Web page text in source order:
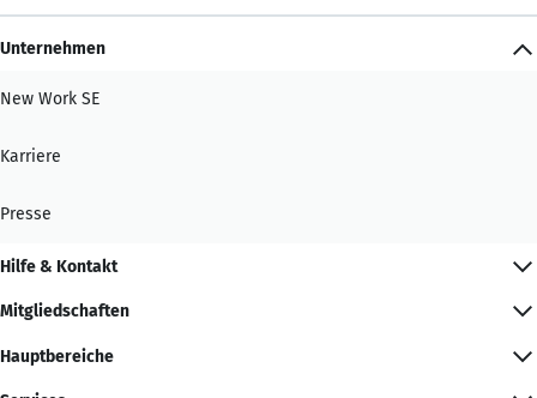
Unternehmen
New Work SE
Karriere
Presse
Hilfe & Kontakt
Mitgliedschaften
Hauptbereiche